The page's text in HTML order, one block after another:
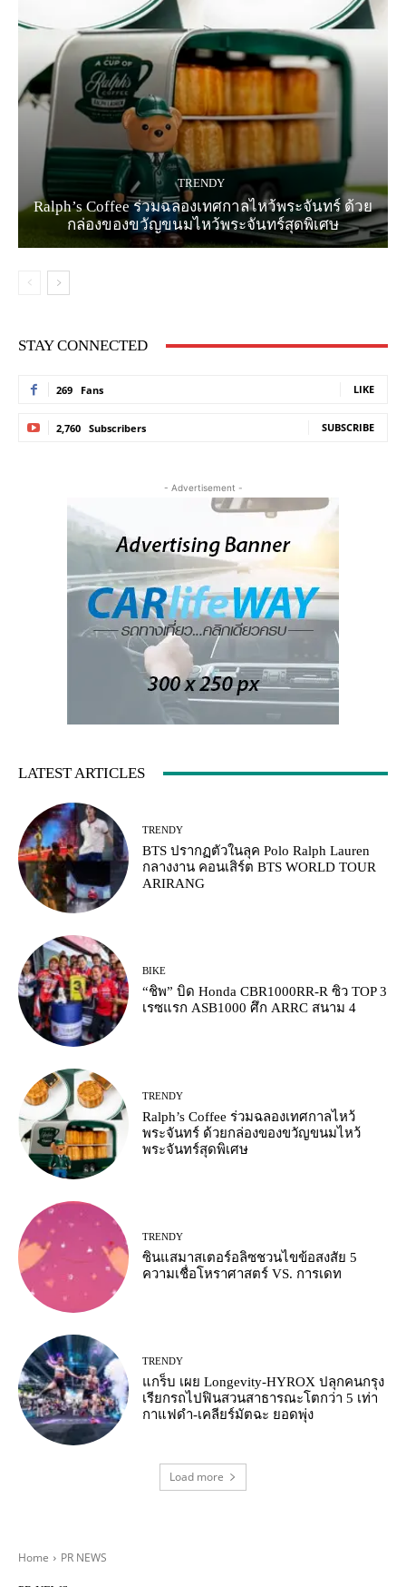
TRENDY
Ralph’s Coffee ร่วมฉลองเทศกาลไหว้พระจันทร์ ด้วย
กล่องของขวัญขนมไหว้พระจันทร์สุดพิเศษ
STAY CONNECTED
269 Fans LIKE
2,760 Subscribers SUBSCRIBE
- Advertisement -
LATEST ARTICLES
TRENDY
BTS ปรากฏตัวในลุค Polo Ralph Lauren
กลางงาน คอนเสิร์ต BTS WORLD TOUR
ARIRANG
BIKE
“ชิพ” บิด Honda CBR1000RR-R ซิว TOP 3
เรซแรก ASB1000 ศึก ARRC สนาม 4
TRENDY
Ralph’s Coffee ร่วมฉลองเทศกาลไหว้
พระจันทร์ ด้วยกล่องของขวัญขนมไหว้
พระจันทร์สุดพิเศษ
TRENDY
ซินแสมาสเตอร์อลิซชวนไขข้อสงสัย 5
ความเชื่อโหราศาสตร์ VS. การเดท
TRENDY
แกร็บ เผย Longevity-HYROX ปลุกคนกรุง
เรียกรถไปฟินสวนสาธารณะโตกว่า 5 เท่า
กาแฟดำ-เคลียร์มัตฉะ ยอดพุ่ง
Load more